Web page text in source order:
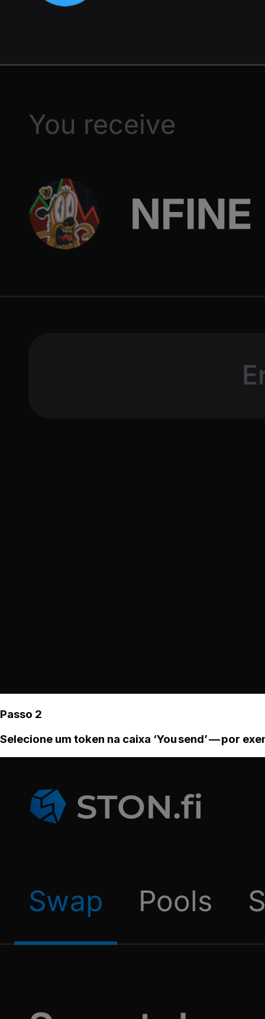
Passo 2
Selecione um token na caixa ‘You send’ — por